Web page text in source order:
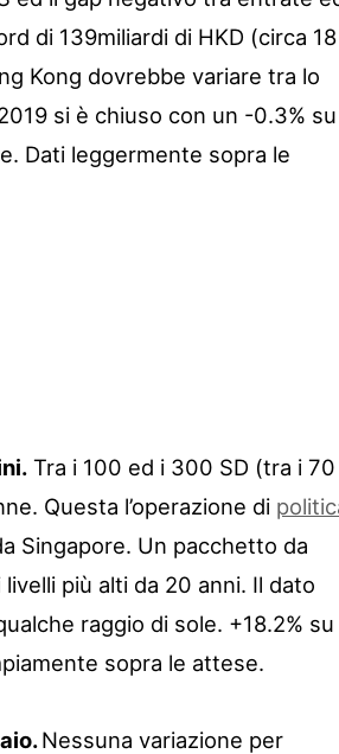
di 139miliardi di HKD (circa 18
Kong dovrebbe variare tra lo
si è chiuso con un -0.3% su
Dati leggermente sopra le
Tra i 100 ed i 300 SD (tra i 70
Questa l’operazione di
Singapore. Un pacchetto da
più alti da 20 anni. Il dato
raggio di sole. +18.2% su
sopra le attese.
Nessuna variazione per